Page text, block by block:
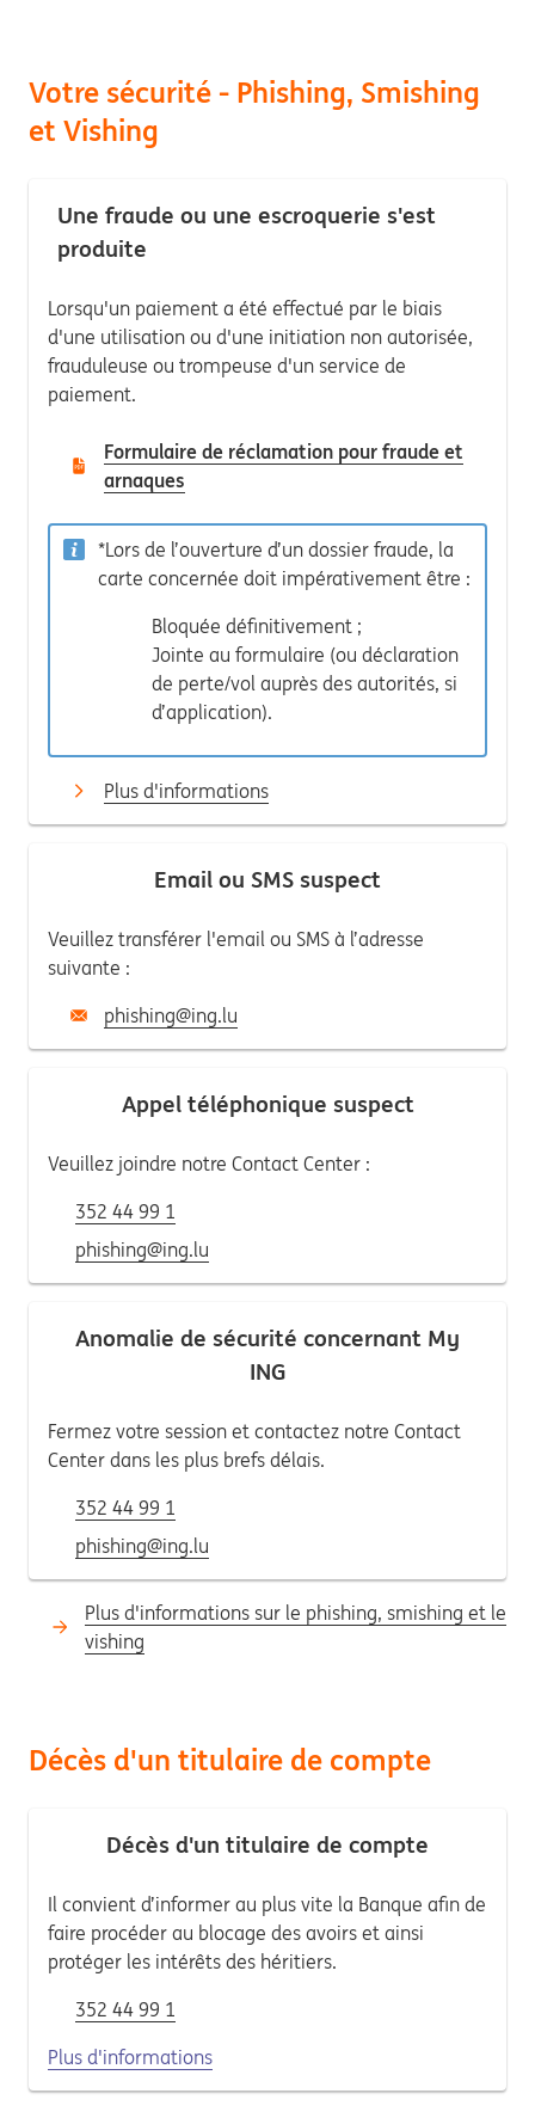
Votre sécurité - Phishing, Smishing
et Vishing
Une fraude ou une escroquerie s'est
produite
Lorsqu'un paiement a été effectué par le biais
d'une utilisation ou d'une initiation non autorisée,
frauduleuse ou trompeuse d'un service de
paiement.
Formulaire de réclamation pour fraude et
arnaques
*Lors de l’ouverture d’un dossier fraude, la
carte concernée doit impérativement être :
Bloquée définitivement ;
Jointe au formulaire (ou déclaration
de perte/vol auprès des autorités, si
d’application).
Plus d'informations
Email ou SMS suspect
Veuillez transférer l'email ou SMS à l’adresse
suivante :
phishing@ing.lu
Appel téléphonique suspect
Veuillez joindre notre Contact Center :
352 44 99 1
phishing@ing.lu
Anomalie de sécurité concernant My
ING
Fermez votre session et contactez notre Contact
Center dans les plus brefs délais.
352 44 99 1
phishing@ing.lu
Plus d'informations sur le phishing, smishing et le
vishing
Décès d'un titulaire de compte
Décès d'un titulaire de compte
Il convient d’informer au plus vite la Banque afin de
faire procéder au blocage des avoirs et ainsi
protéger les intérêts des héritiers.
352 44 99 1
Plus d'informations